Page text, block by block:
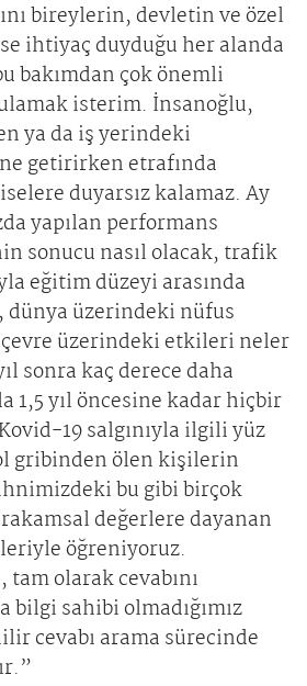
bireylerin, devletin ve özel
ihtiyaç duyduğu her alanda
bakımdan çok önemli
isterim. İnsanoğlu,
ya da iş yerindeki
getirirken etrafında
duyarsız kalamaz. Ay
yapılan performans
sonucu nasıl olacak, trafik
eğitim düzeyi arasında
dünya üzerindeki nüfus
çevre üzerindeki etkileri neler
sonra kaç derece daha
1,5 yıl öncesine kadar hiçbir
19 salgınıyla ilgili yüz
gribinden ölen kişilerin
bu gibi birçok
değerlere dayanan
öğreniyoruz.
olarak cevabını
sahibi olmadığımız
cevabı arama sürecinde